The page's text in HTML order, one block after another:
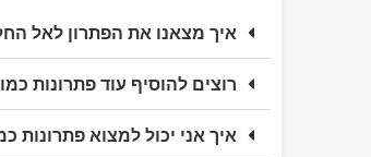
איך מצאנו את הפתרון לאל
רוצים להוסיף עוד פתרונות
איך אני יכול למצוא